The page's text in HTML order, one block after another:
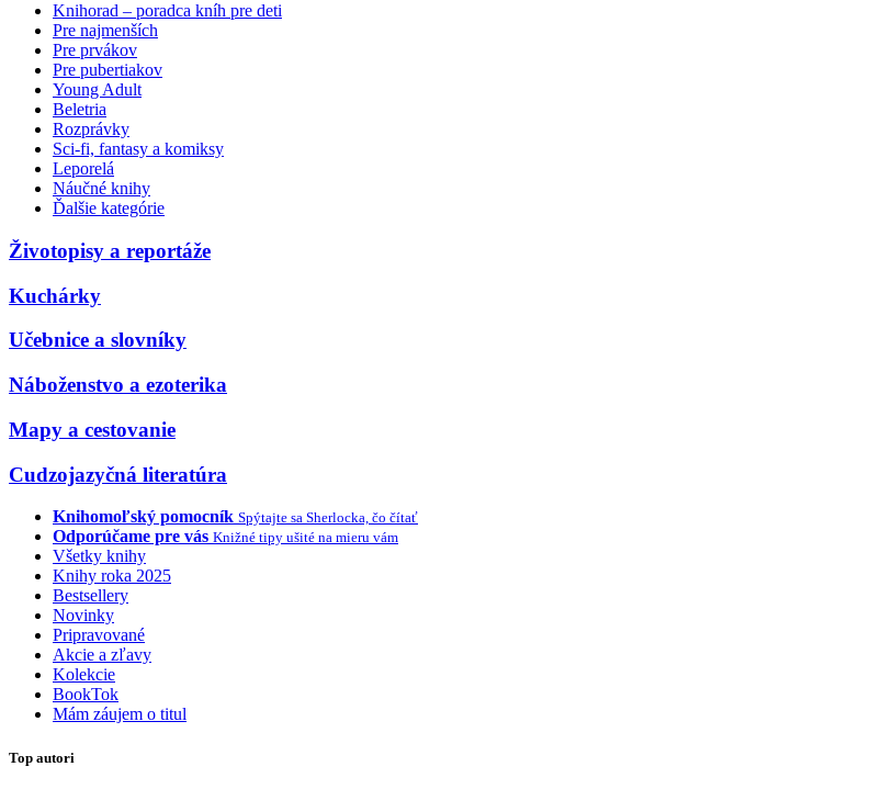
Knihorad – poradca kníh pre deti
Pre najmenších
Pre prvákov
Pre pubertiakov
Young Adult
Beletria
Rozprávky
Sci-fi, fantasy a komiksy
Leporelá
Náučné knihy
Ďalšie kategórie
Životopisy a reportáže
Kuchárky
Učebnice a slovníky
Náboženstvo a ezoterika
Mapy a cestovanie
Cudzojazyčná literatúra
Knihomoľský pomocník Spýtajte sa Sherlocka, čo čítať
Odporúčame pre vás Knižné tipy ušité na mieru vám
Všetky knihy
Knihy roka 2025
Bestsellery
Novinky
Pripravované
Akcie a zľavy
Kolekcie
BookTok
Mám záujem o titul
Top autori